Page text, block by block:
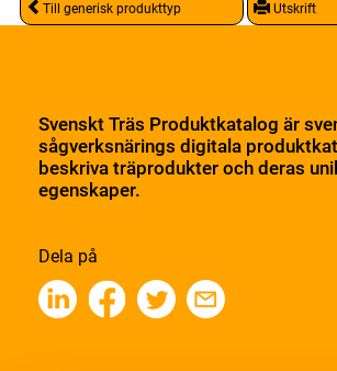
Till generisk produkttyp Utskrift
Svenskt Träs Produktkatalog är
sågverksnärings digitala
beskriva träprodukter och deras
egenskaper.
Dela på